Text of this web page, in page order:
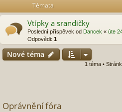
Témata
Vtípky a srandičky
Poslední příspěvek od Dancek « úte
Odpovědi: 1
Nové téma
1 téma •
Oprávnění fóra